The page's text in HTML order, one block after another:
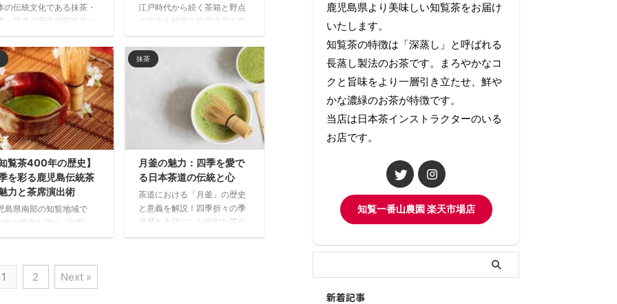
の伝統文化である抹茶・
・華道の歴史的関係性と
識を解説。室町時代に形
れた三芸の結びつきや
期一会」の精神性、禅の
との関わりから、五感で
う日本独自の美の世界を
きます。
江戸時代から続く茶箱と野点
の文化を解説！抹茶道具を収
納する茶箱の工夫と、自然の
中で茶を楽しむ野点の歴史を
通して、日本茶道の美意識と
「一期一会」の精神を学べる
内容です。
知覧茶400年の歴史】
を彩る鹿児島伝統茶
力と茶席演出術
島県南部の知覧地域で
年の歴史を持つ「知覧
の特徴や魅力、季節ごと
色、爽やかな香り、まろ
な甘みが特徴の伝統銘茶
薩摩の風土と文化を感じ
抹茶
月釜の魅力：四季を愛で
る日本茶道の伝統と心
茶道における「月釜」の歴史
と意義を解説！四季折々の季
節感を大切にした特別な茶会
の魅力と、抹茶を通じて味わ
1 2 Next »
鹿児島県より美味しい知覧茶をお届け
いたします。
知覧茶の特徴は「深蒸し」と呼ばれる
長蒸し製法のお茶です。まろやかなコ
クと旨味をより一層引き立たせ、鮮や
かな濃緑のお茶が特徴です。
当店は日本茶インストラクターのいる
お店です。
知覧一番山農園 楽天市場店
新着記事